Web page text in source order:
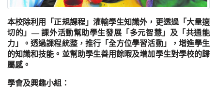
本校除利用「正規課程」灌輸學生知識外，更透過「大量適
切的」— 課外活動幫助學生發展「多元智慧」及「共通能
力」。透過課程統整，推行「全方位學習活動」，增進學生
的知識和技能。並幫助學生善用餘暇及增加學生對學校的歸
屬感。
學會及興趣小組：